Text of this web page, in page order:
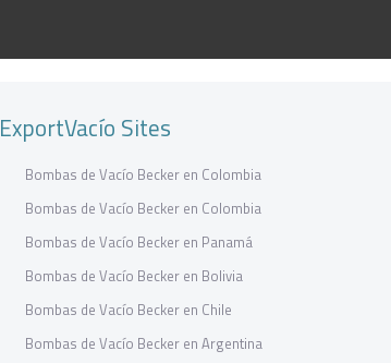
ExportVacío Sites
Bombas de Vacío Becker en Colombia
Bombas de Vacío Becker en Colombia
Bombas de Vacío Becker en Panamá
Bombas de Vacío Becker en Bolivia
Bombas de Vacío Becker en Chile
Bombas de Vacío Becker en Argentina